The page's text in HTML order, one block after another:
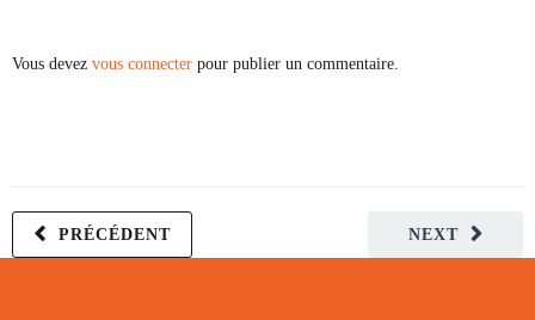
Vous devez vous connecter pour publier un commentaire.
NEXT
PRÉCÉDENT